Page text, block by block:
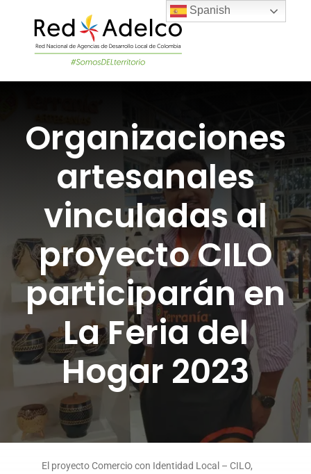
PROYECTOS DEL
NOTICIAS
ÚNETE A LA RED
ACADEMIA
DONA AQUÍ
Organizaciones
artesanales
vinculadas al
proyecto CILO
participarán en
La Feria del
Hogar 2023
El proyecto Comercio con Identidad Local – CILO,
Spanish